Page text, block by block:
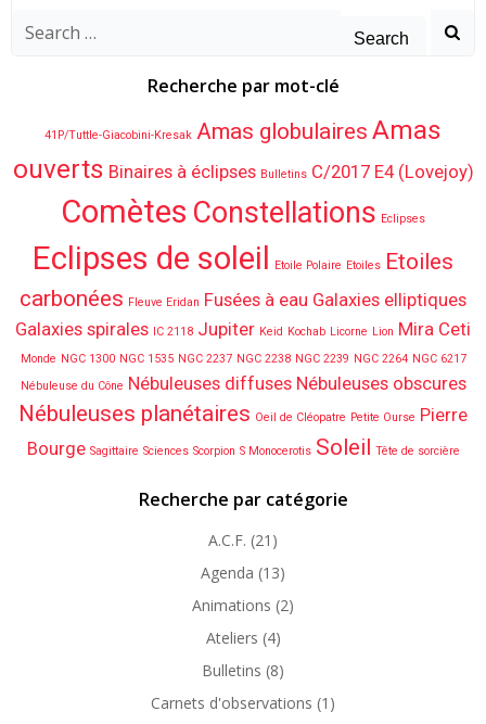
Search
Recherche par mot-clé
41P/Tuttle-Giacobini-Kresak Amas globulaires Amas
ouverts Binaires à éclipses Bulletins C/2017 E4 (Lovejoy)
Comètes Constellations Eclipses
Eclipses de soleil Etoile Polaire Etoiles Etoiles
carbonées Fleuve Eridan Fusées à eau Galaxies elliptiques
Galaxies spirales IC 2118 Jupiter Keid Kochab Licorne Lion Mira Ceti
Monde NGC 1300 NGC 1535 NGC 2237 NGC 2238 NGC 2239 NGC 2264 NGC 6217
Nébuleuse du Cône Nébuleuses diffuses Nébuleuses obscures
Nébuleuses planétaires Oeil de Cléopatre Petite Ourse Pierre
Bourge Sagittaire Sciences Scorpion S Monocerotis Soleil Tête de sorcière
Recherche par catégorie
A.C.F. (21)
Agenda (13)
Animations (2)
Ateliers (4)
Bulletins (8)
Carnets d'observations (1)